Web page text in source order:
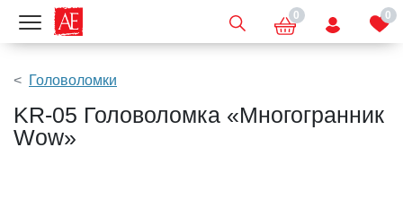
Показать меню 0 0
Головоломки
KR-05 Головоломка «Многогранник
Wow»